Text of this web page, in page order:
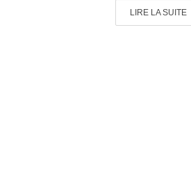
LIRE LA SUITE